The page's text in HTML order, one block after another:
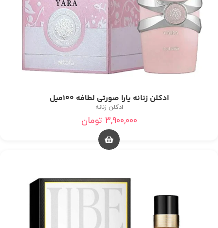
ادکلن زنانه یارا صورتی لطافه 100میل
ادکلن زنانه
3,900,000 تومان